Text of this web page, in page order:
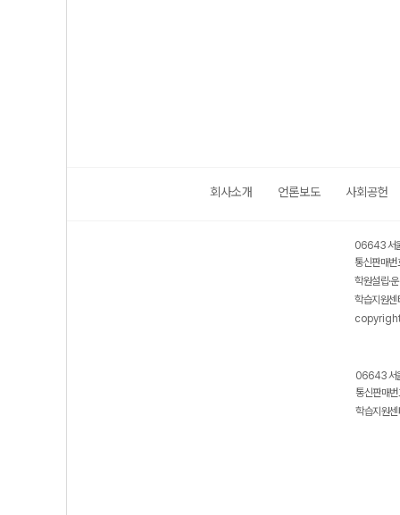
회사소개 언론보도 사회공헌
06643 서
통신판매
학원설립·
학습지원
06643 서
통신판매
학습지원